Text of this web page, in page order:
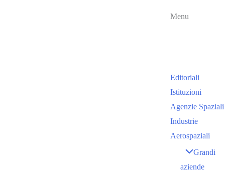
Menu
Editoriali
Istituzioni
Agenzie Spaziali
Industrie
Aerospaziali
Grandi
aziende